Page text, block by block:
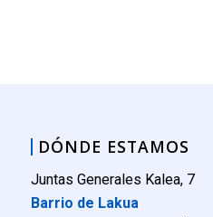
DÓNDE ESTAMOS
Juntas Generales Kalea, 7
Barrio de Lakua